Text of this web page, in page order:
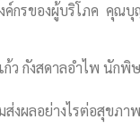
ค์กรของผู้บริโภค คุณ
ว กังสดาลอำไพ นักพิ
งผลอย่างไรต่อสุขภาพ